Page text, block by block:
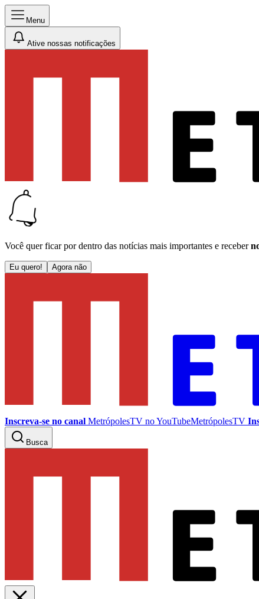
Menu
Ative nossas notificações
Você quer ficar por dentro das notícias mais importantes e receber
Eu quero! Agora não
Inscreva-se no canal MetrópolesTV noYouTubeMetrópolesTV
Busca